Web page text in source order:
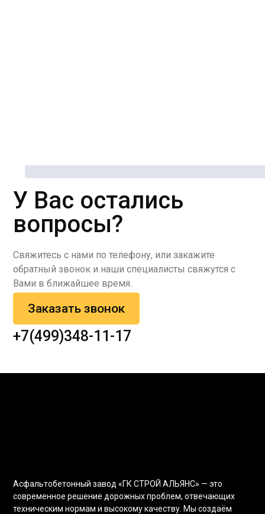
У Вас остались
вопросы?
Свяжитесь с нами по телефону, или закажите
обратный звонок и наши специалисты свяжутся с
Вами в ближайшее время.
Заказать звонок
+7(499)348-11-17
Асфальтобетонный завод «ГК СТРОЙ АЛЬЯНС» — это
современное решение дорожных проблем, отвечающих
техническим нормам и высокому качеству. Мы создаём